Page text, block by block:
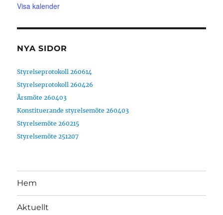
Visa kalender
NYA SIDOR
Styrelseprotokoll 260614
Styrelseprotokoll 260426
Årsmöte 260403
Konstituerande styrelsemöte 260403
Styrelsemöte 260215
Styrelsemöte 251207
Hem
Aktuellt